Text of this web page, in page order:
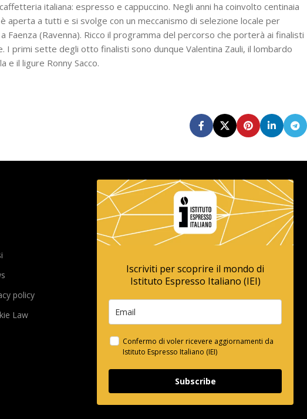
italiana: espresso e cappuccino. Negli anni ha coinvolto centinaia
aperta a tutti e si svolge con un meccanismo di selezione locale per
(Ravenna). Ricco il programma del percorso che porterà ai finalisti
primi sette degli otto finalisti sono dunque Valentina Zauli, il lombardo
e il ligure Ronny Sacco.
policy
Law
Iscriviti per scoprire il mondo di
Istituto Espresso Italiano (IEI)
Confermo di voler ricevere aggiornamenti da
Istituto Espresso Italiano (IEI)
Subscribe